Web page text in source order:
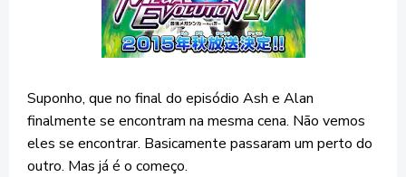
Suponho, que no final do episódio Ash e Alan
finalmente se encontram na mesma cena. Não vemos
eles se encontrar. Basicamente passaram um perto do
outro. Mas já é o começo.